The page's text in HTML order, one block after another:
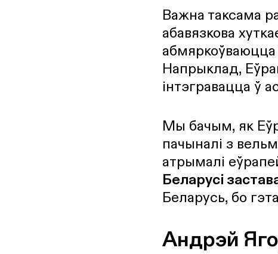
Важна таксама
абавязкова
абмяркоўваюцца
Напрыклад,
інтэгравацца ў
Мы бачым, як
пачыналі з
атрымалі
Беларусі
Беларусь, бо
Андрэй